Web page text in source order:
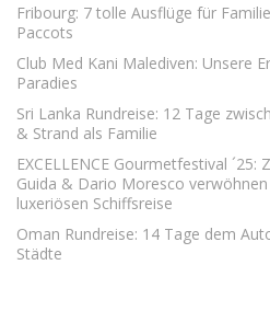
Fribourg: 7 tolle Ausflüge für
Paccots
Club Med Kani Malediven: Unsere
Paradies
Sri Lanka Rundreise: 12 Tage
& Strand als Familie
EXCELLENCE Gourmetfestival
Guida & Dario Moresco
luxeriösen Schiffsreise
Oman Rundreise: 14 Tage dem
Städte